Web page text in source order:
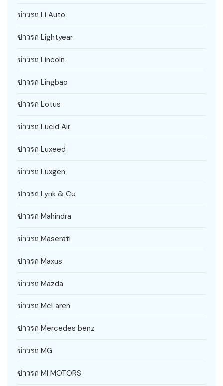
ข่าวรถ Li Auto
ข่าวรถ Lightyear
ข่าวรถ Lincoln
ข่าวรถ Lingbao
ข่าวรถ Lotus
ข่าวรถ Lucid Air
ข่าวรถ Luxeed
ข่าวรถ Luxgen
ข่าวรถ Lynk & Co
ข่าวรถ Mahindra
ข่าวรถ Maserati
ข่าวรถ Maxus
ข่าวรถ Mazda
ข่าวรถ McLaren
ข่าวรถ Mercedes benz
ข่าวรถ MG
ข่าวรถ MI MOTORS